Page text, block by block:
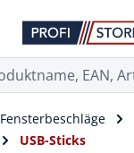
Fensterbeschläge
USB-Sticks